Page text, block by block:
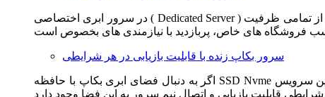
در سرور ابری اختصاصی ( Dedicated Server ) این امکان برای مشترک فراهم می آید که از تمامی ظرفیت CPU و RAM به همراه سایر امکانات سخت افزاری به طور کامل و بدون به اشتراک گذاشتن با
سرور بکاپ زنده با قابلیت بازیابی در هر شرایطی
اگر به دنبال فضای ابری بکاپ با حافظه SSD Nvme واقعی قدرتمند از شرکت هتزنر آلمان برای وب سایت خود هستید. این سرویس مناسب شماست. یک نسخه زنده از وب سایت شما در این سرویس